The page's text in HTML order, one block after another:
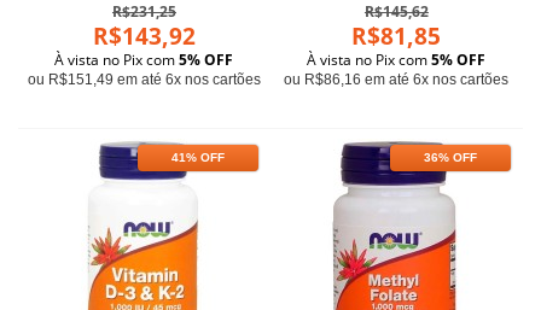
R$231,25
R$143,92
À vista no Pix com5% OFF
ou R$151,49 em até 6x nos cartões
R$145,62
R$81,85
À vista no Pix com5% OFF
ou R$86,16 em até 6x nos cartões
41% OFF 36% OFF